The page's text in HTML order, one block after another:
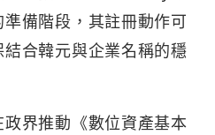
備階段，其註冊動作可
合韓元與企業名稱的穩
界推動《數位資產基本